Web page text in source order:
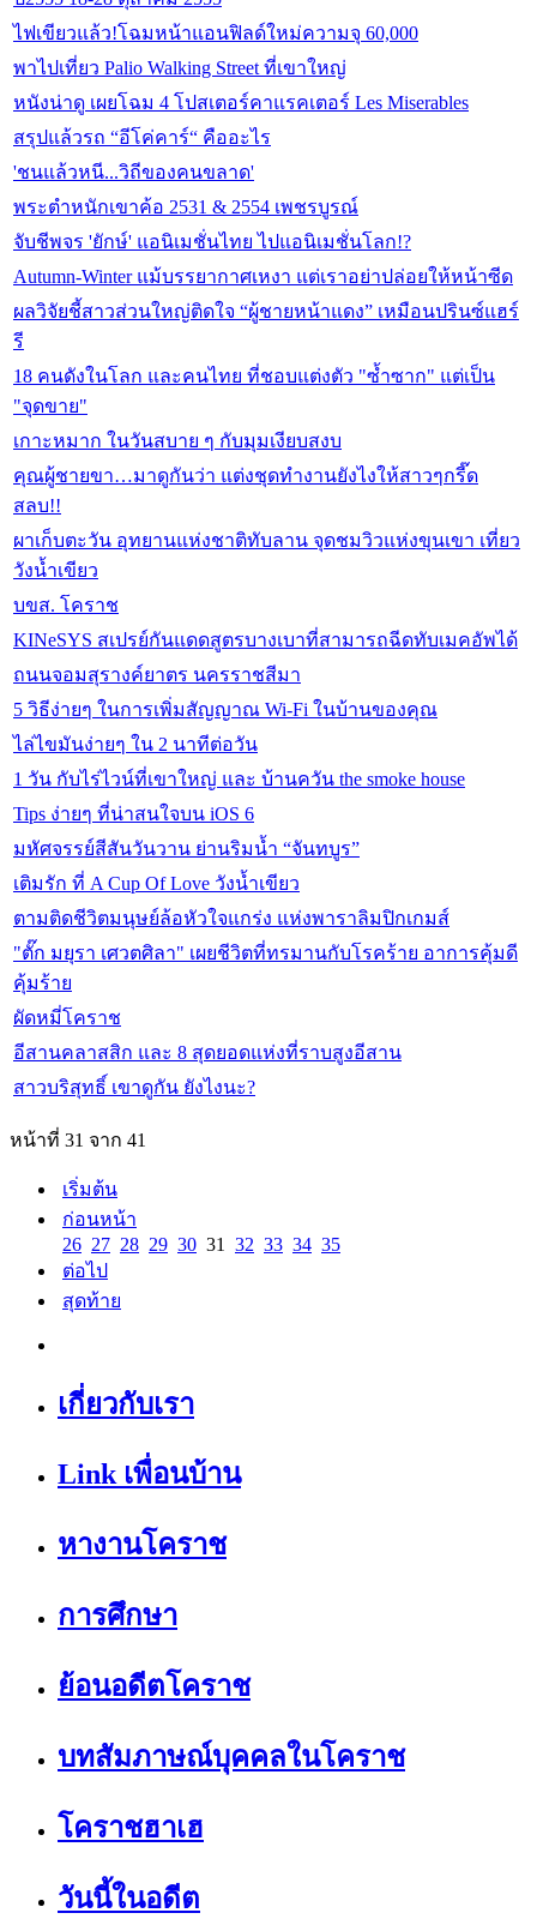
ไฟเขียวแล้ว!โฉมหน้าแอนฟิลด์ใหม่ความจุ 60,000
พาไปเที่ยว Palio Walking Street ที่เขาใหญ่
หนังน่าดู เผยโฉม 4 โปสเตอร์คาแรคเตอร์ Les Miserables
สรุปแล้วรถ “อีโค่คาร์“ คืออะไร
'ชนแล้วหนี...วิถีของคนขลาด'
พระตำหนักเขาค้อ 2531 & 2554 เพชรบูรณ์
จับชีพจร 'ยักษ์' แอนิเมชั่นไทย ไปแอนิเมชั่นโลก!?
Autumn-Winter แม้บรรยากาศเหงา แต่เราอย่าปล่อยให้หน้าซีด
ผลวิจัยชี้สาวส่วนใหญ่ติดใจ “ผู้ชายหน้าแดง” เหมือนปรินซ์แฮร์
รี
18 คนดังในโลก และคนไทย ที่ชอบแต่งตัว "ซ้ำซาก" แต่เป็น
"จุดขาย"
เกาะหมาก ในวันสบาย ๆ กับมุมเงียบสงบ
คุณผู้ชายขา…มาดูกันว่า แต่งชุดทำงานยังไงให้สาวๆกรี๊ด
สลบ!!
ผาเก็บตะวัน อุทยานแห่งชาติทับลาน จุดชมวิวแห่งขุนเขา เที่ยว
วังน้ำเขียว
บขส. โคราช
KINeSYS สเปรย์กันแดดสูตรบางเบาที่สามารถฉีดทับเมคอัพได้
ถนนจอมสุรางค์ยาตร นครราชสีมา
5 วิธีง่ายๆ ในการเพิ่มสัญญาณ Wi-Fi ในบ้านของคุณ
ไล่ไขมันง่ายๆ ใน 2 นาทีต่อวัน
1 วัน กับไร่ไวน์ที่เขาใหญ่ และ บ้านควัน the smoke house
Tips ง่ายๆ ที่น่าสนใจบน iOS 6
มหัศจรรย์สีสันวันวาน ย่านริมน้ำ “จันทบูร”
เติมรัก ที่ A Cup Of Love วังน้ำเขียว
ตามติดชีวิตมนุษย์ล้อหัวใจแกร่ง แห่งพาราลิมปิกเกมส์
"ตั๊ก มยุรา เศวตศิลา" เผยชีวิตที่ทรมานกับโรคร้าย อาการคุ้มดี
คุ้มร้าย
ผัดหมี่โคราช
อีสานคลาสสิก และ 8 สุดยอดแห่งที่ราบสูงอีสาน
สาวบริสุทธิ์ เขาดูกัน ยังไงนะ?
หน้าที่ 31 จาก 41
เริ่มต้น
ก่อนหน้า
26 27 28 29 30 31 32 33 34 35
ต่อไป
สุดท้าย
เกี่ยวกับเรา
Link เพื่อนบ้าน
หางานโคราช
การศึกษา
ย้อนอดีตโคราช
บทสัมภาษณ์บุคคลในโคราช
โคราชฮาเฮ
วันนี้ในอดีต